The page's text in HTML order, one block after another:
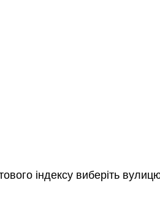
індексу виберіть вулицю